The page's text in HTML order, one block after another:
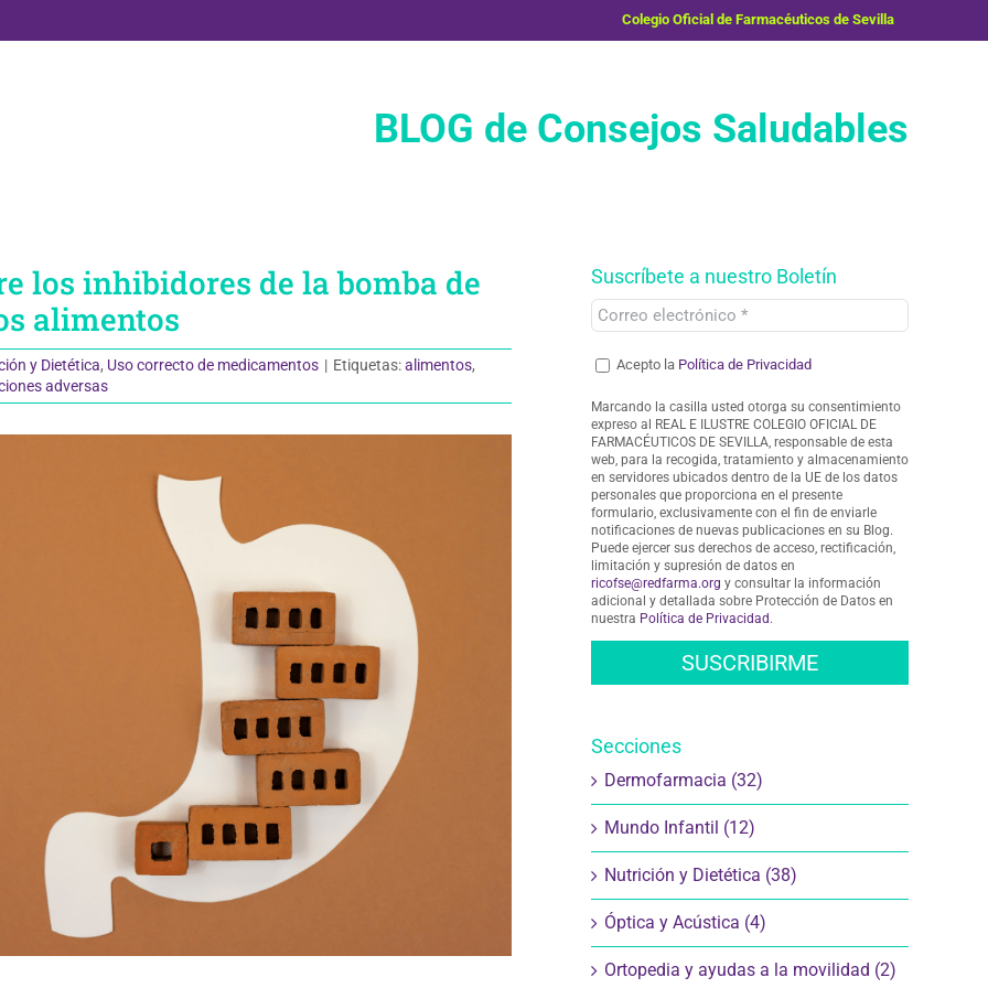
Colegio Oficial de Farmacéuticos de Sevilla
BLOG de Consejos Saludables
los inhibidores de la bomba de
alimentos
y Dietética, Uso correcto de medicamentos | Etiquetas:alimentos,
adversas
Suscríbete a nuestro Boletín
Acepto la Política de Privacidad
Marcando la casilla usted otorga su consentimiento
expreso al REAL E ILUSTRE COLEGIO OFICIAL DE
FARMACÉUTICOS DE SEVILLA, responsable de esta
web, para la recogida, tratamiento y almacenamiento
en servidores ubicados dentro de la UE de los datos
personales que proporciona en el presente
formulario, exclusivamente con el fin de enviarle
notificaciones de nuevas publicaciones en su Blog.
Puede ejercer sus derechos de acceso, rectificación,
limitación y supresión de datos en
ricofse@redfarma.org y consultar la información
adicional y detallada sobre Protección de Datos en
nuestra Política de Privacidad .
Secciones
Dermofarmacia (32)
Mundo Infantil (12)
Nutrición y Dietética (38)
Óptica y Acústica (4)
Ortopedia y ayudas a la movilidad (2)